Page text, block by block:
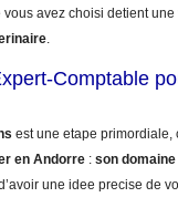
vous avez choisi detient une
.
Comptable
est une etape primordiale,
en Andorre : son
une idee precise de